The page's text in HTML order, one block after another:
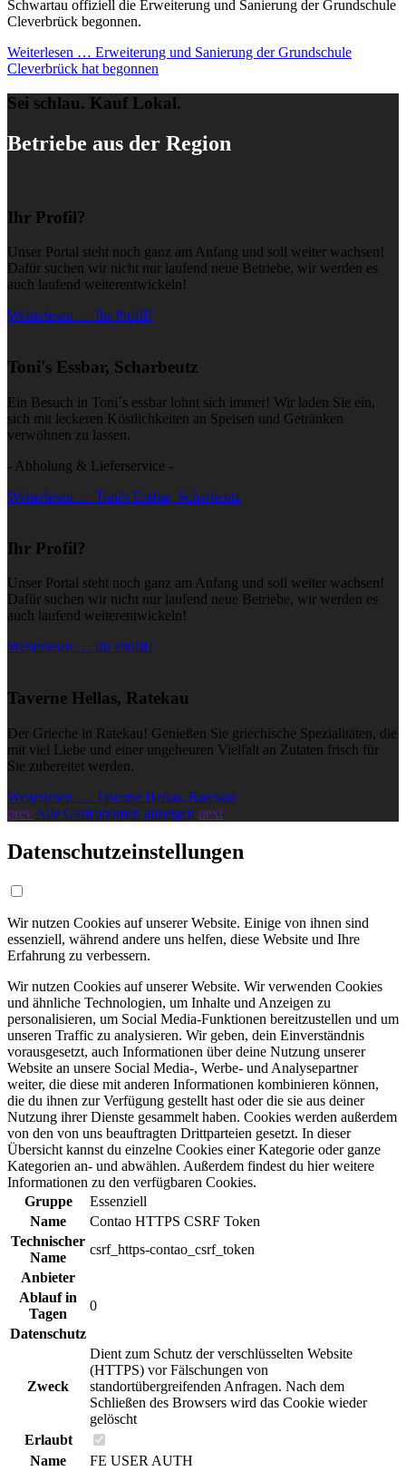
Schwartau offiziell die Erweiterung und Sanierung der Grundschule
Cleverbrück begonnen.
Weiterlesen … Erweiterung und Sanierung der Grundschule
Cleverbrück hat begonnen
Sei schlau. Kauf Lokal.
Betriebe aus der Region
Ihr Profil?
Unser Portal steht noch ganz am Anfang und soll weiter wachsen!
Dafür suchen wir nicht nur laufend neue Betriebe, wir werden es
auch laufend weiterentwickeln!
Weiterlesen … Ihr Profil?
Toni's Essbar, Scharbeutz
Ein Besuch in Toni´s essbar lohnt sich immer! Wir laden Sie ein,
sich mit leckeren Köstlichkeiten an Speisen und Getränken
verwöhnen zu lassen.
- Abholung & Lieferservice -
Weiterlesen … Toni's Essbar, Scharbeutz
Ihr Profil?
Unser Portal steht noch ganz am Anfang und soll weiter wachsen!
Dafür suchen wir nicht nur laufend neue Betriebe, wir werden es
auch laufend weiterentwickeln!
Weiterlesen … Ihr Profil?
Taverne Hellas, Ratekau
Der Grieche in Ratekau! Genießen Sie griechische Spezialitäten, die
mit viel Liebe und einer ungeheuren Vielfalt an Zutaten frisch für
Sie zubereitet werden.
Weiterlesen … Taverne Hellas, Ratekau
prev Alle Gastronomen anzeigen next
Datenschutzeinstellungen
Wir nutzen Cookies auf unserer Website. Einige von ihnen sind
essenziell, während andere uns helfen, diese Website und Ihre
Erfahrung zu verbessern.
Wir nutzen Cookies auf unserer Website. Wir verwenden Cookies
und ähnliche Technologien, um Inhalte und Anzeigen zu
personalisieren, um Social Media-Funktionen bereitzustellen und um
unseren Traffic zu analysieren. Wir geben, dein Einverständnis
vorausgesetzt, auch Informationen über deine Nutzung unserer
Website an unsere Social Media-, Werbe- und Analysepartner
weiter, die diese mit anderen Informationen kombinieren können,
die du ihnen zur Verfügung gestellt hast oder die sie aus deiner
Nutzung ihrer Dienste gesammelt haben. Cookies werden außerdem
von den von uns beauftragten Drittparteien gesetzt. In dieser
Übersicht kannst du einzelne Cookies einer Kategorie oder ganze
Kategorien an- und abwählen. Außerdem findest du hier weitere
Informationen zu den verfügbaren Cookies.
Gruppe
Essenziell
Name
Contao HTTPS CSRF Token
Technischer
Name
csrf_https-contao_csrf_token
Anbieter
Ablauf in
Tagen
0
Datenschutz
Zweck
Dient zum Schutz der verschlüsselten Website
(HTTPS) vor Fälschungen von
standortübergreifenden Anfragen. Nach dem
Schließen des Browsers wird das Cookie wieder
gelöscht
Erlaubt
Name
FE USER AUTH